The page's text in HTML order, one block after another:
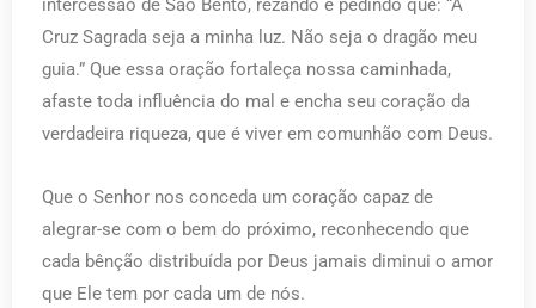
intercessão de São Bento, rezando e pedindo que: “A
Cruz Sagrada seja a minha luz. Não seja o dragão meu
guia.” Que essa oração fortaleça nossa caminhada,
afaste toda influência do mal e encha seu coração da
verdadeira riqueza, que é viver em comunhão com Deus.
Que o Senhor nos conceda um coração capaz de
alegrar-se com o bem do próximo, reconhecendo que
cada bênção distribuída por Deus jamais diminui o amor
que Ele tem por cada um de nós.